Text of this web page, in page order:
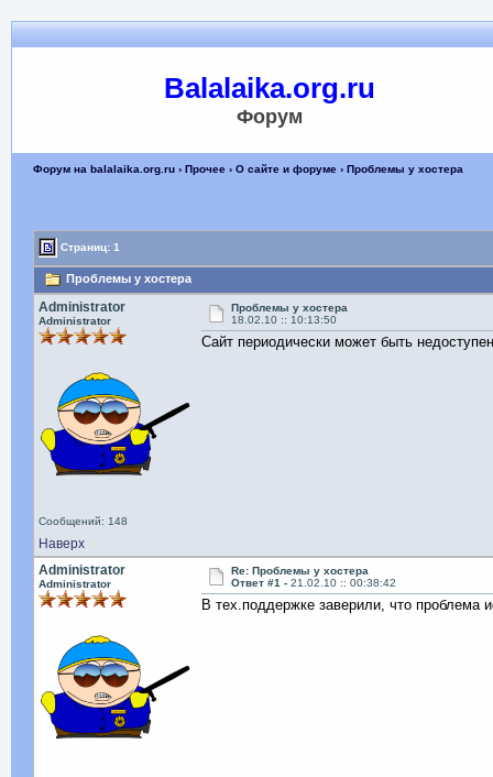
Balalaika.org.ru
Форум
Форум на balalaika.org.ru› Прочее› О сайте и форуме› Проблемы у хостера
Страниц: 1
Проблемы у хостера
Administrator
Administrator
Сообщений: 148
Проблемы у хостера
18.02.10 :: 10:13:50
Сайт периодически может быть
Наверх
Administrator
Administrator
Re: Проблемы у хостера
Ответ #1 -21.02.10 :: 00:38:42
В тех.поддержке заверили, что проблема